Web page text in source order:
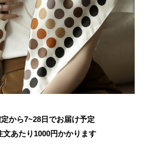
から7~28日でお届け予定
文あたり 1000円かかります